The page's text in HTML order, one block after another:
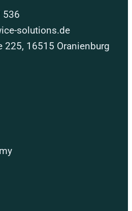
536
solutions.de
225, 16515 Oranienburg